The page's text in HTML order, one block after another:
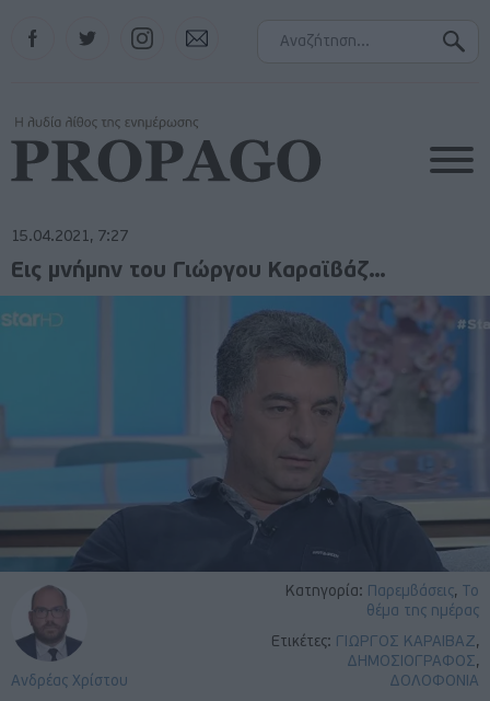
Instagram
15.04.2021, 7:27
Κατηγορία: Παρεμβάσεις, Το
θέμα της ημέρας
Ετικέτες: ΓΙΩΡΓΟΣ ΚΑΡΑΙΒΑΖ,
ΔΗΜΟΣΙΟΓΡΑΦΟΣ,
ΔΟΛΟΦΟΝΙΑ
Ανδρέας Χρίστου
Εις μνήμην του Γιώργου Καραϊβάζ…